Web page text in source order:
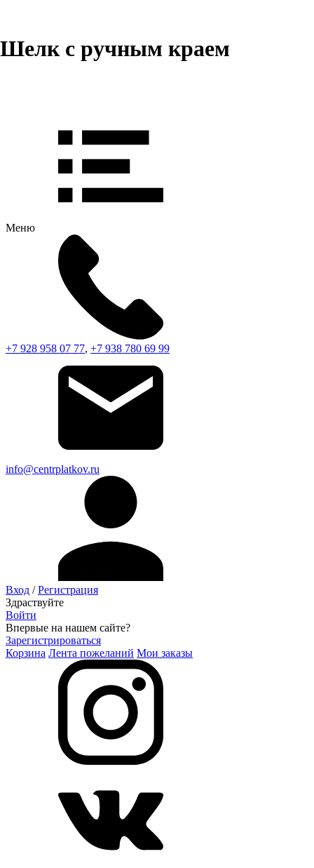
Меню
+7 928 958 07 77, +7 938 780 69 99
info@centrplatkov.ru
Вход /Регистрация
Здраствуйте
Войти
Впервые на нашем сайте?
Зарегистрироваться
Корзина Лента пожеланий Мои заказы
Шелк с ручным краем